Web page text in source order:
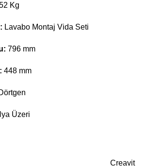
Kg
Lavabo Montaj Vida Seti
796 mm
448 mm
Üzeri
Creavit